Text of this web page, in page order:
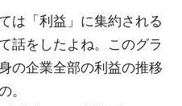
は「利益」に集約される
話をしたよね。このグラ
の企業全部の利益の推移
。